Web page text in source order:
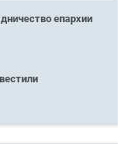
епархии